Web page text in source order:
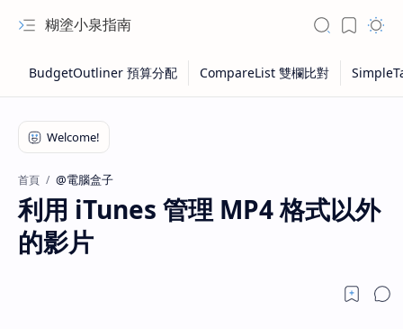
糊塗小泉指南
首頁 @電腦盒子
利用 iTunes 管理 MP4 格式以外
的影片